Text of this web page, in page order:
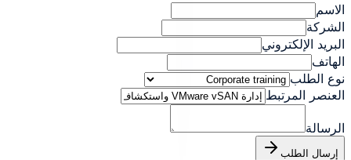
الاسم
الشركة
البريد الإلكتروني
الهاتف
نوع الطلب
العنصر المرتبط
الرسالة
إرسال الطلب